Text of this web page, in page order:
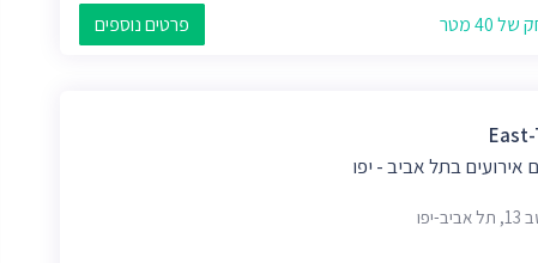
40 מטר פרטים נוספים
East-
אירועים בתל אביב - יפו
יפו